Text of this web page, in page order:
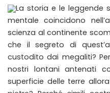
La storia e le leggende
mentale coincidono
scienza al continente
che il segreto di
custodito dai megaliti?
nostri lontani antenati
superficie delle terre